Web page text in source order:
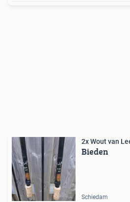
2x Wout van
Bieden
Schiedam